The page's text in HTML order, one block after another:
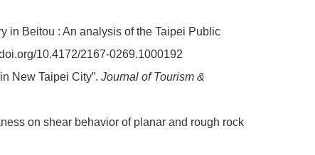
in Beitou : An analysis of the Taipei Public
10.4172/2167-0269.1000192
New Taipei City”. Journal of Tourism &
on shear behavior of planar and rough rock